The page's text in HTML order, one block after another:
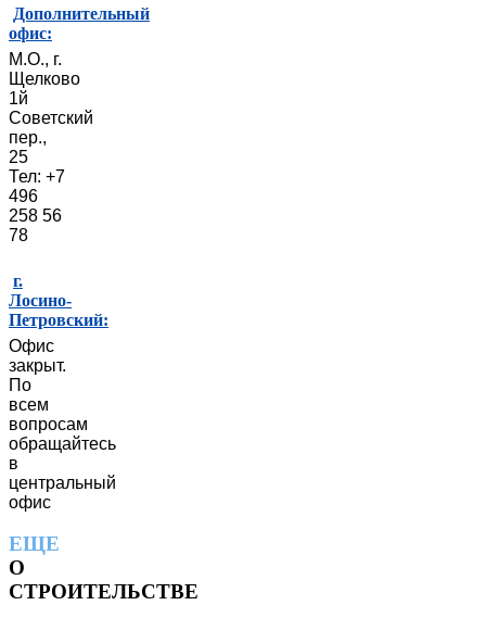
Дополнительный
офис:
М.О., г.
Щелково
1й
Советский
пер.,
25
Тел: +7
496
258 56
78
г.
Лосино-
Петровский:
Офис
закрыт.
По
всем
вопросам
обращайтесь
в
центральный
офис
ЕЩЕ
О
СТРОИТЕЛЬСТВЕ